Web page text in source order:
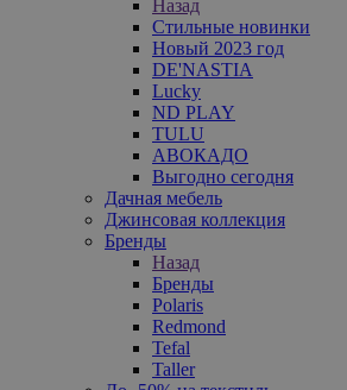
Назад
Стильные новинки
Новый 2023 год
DE'NASTIA
Lucky
ND PLAY
TULU
АВОКАДО
Выгодно сегодня
Дачная мебель
Джинсовая коллекция
Бренды
Назад
Бренды
Polaris
Redmond
Tefal
Taller